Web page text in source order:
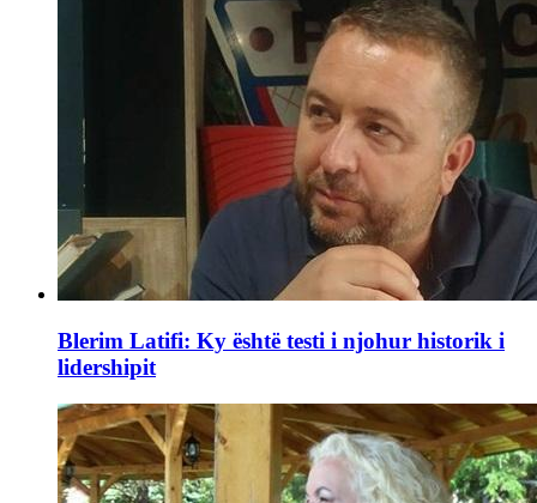
Blerim Latifi: Ky është testi i njohur historik i
lidershipit